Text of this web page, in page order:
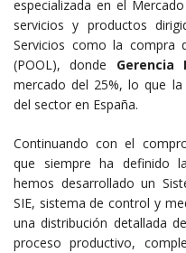
especializada en el
servicios y productos
Servicios como la compra
(POOL), donde Gerencia
mercado del 25%, lo que
del sector en España.
Continuando con el
que siempre ha definido
hemos desarrollado un
SIE, sistema de control y
una distribución detallada
proceso productivo,